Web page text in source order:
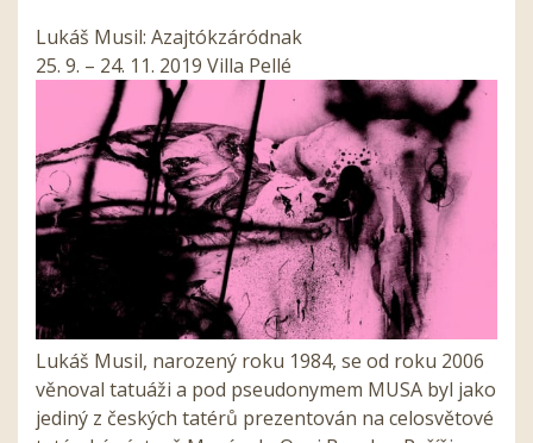
Lukáš Musil: Azajtókzáródnak
25. 9. – 24. 11. 2019 Villa Pellé
Lukáš Musil, narozený roku 1984, se od roku 2006
věnoval tatuáži a pod pseudonymem MUSA byl jako
jediný z českých tatérů prezentován na celosvětové